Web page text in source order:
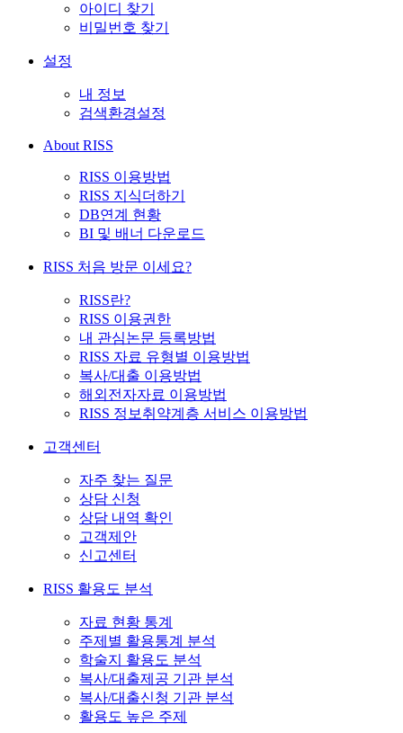
아이디 찾기
비밀번호 찾기
설정
내 정보
검색환경설정
About RISS
RISS 이용방법
RISS 지식더하기
DB연계 현황
BI 및 배너 다운로드
RISS 처음 방문 이세요?
RISS란?
RISS 이용권한
내 관심논문 등록방법
RISS 자료 유형별 이용방법
복사/대출 이용방법
해외전자자료 이용방법
RISS 정보취약계층 서비스 이용방법
고객센터
자주 찾는 질문
상담 신청
상담 내역 확인
고객제안
신고센터
RISS 활용도 분석
자료 현황 통계
주제별 활용통계 분석
학술지 활용도 분석
복사/대출제공 기관 분석
복사/대출신청 기관 분석
활용도 높은 주제